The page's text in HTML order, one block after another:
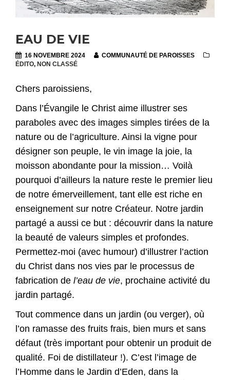
EAU DE VIE
16 NOVEMBRE 2024
COMMUNAUTÉ DE PAROISSES
ÉDITO, NON CLASSÉ
Chers paroissiens,
Dans l’Évangile le Christ aime illustrer ses
paraboles avec des images simples tirées de la
nature ou de l’agriculture. Ainsi la vigne pour
désigner son peuple, le vin image la joie, la
moisson abondante pour la mission… Voilà
pourquoi d’ailleurs la nature reste le premier lieu
de notre émerveillement, tant elle est riche en
enseignement sur notre Créateur. Notre jardin
partagé a aussi ce but : découvrir dans la nature
la beauté de valeurs simples et profondes.
Permettez-moi (avec humour) d’illustrer l’action
du Christ dans nos vies par le processus de
fabrication de l’eau de vie, prochaine activité du
jardin partagé.
Tout commence dans un jardin (ou verger), où
l’on ramasse des fruits frais, bien murs et sans
défaut (très important pour obtenir un produit de
qualité. Foi de distillateur !). C’est l’image de
l’Homme dans le Jardin d’Eden, dans la